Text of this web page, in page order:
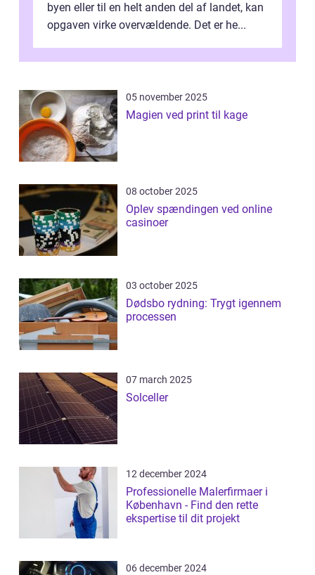
byen eller til en helt anden del af landet, kan
opgaven virke overvældende. Det er he...
05 november 2025
Magien ved print til kage
08 october 2025
Oplev spændingen ved online
casinoer
03 october 2025
Dødsbo rydning: Trygt igennem
processen
07 march 2025
Solceller
12 december 2024
Professionelle Malerfirmaer i
København - Find den rette
ekspertise til dit projekt
06 december 2024